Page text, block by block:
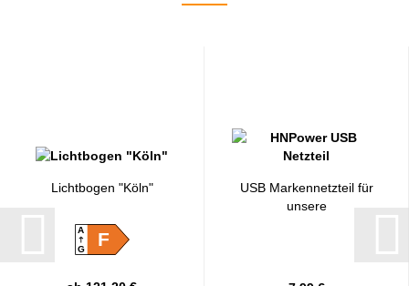
Lichtbogen "Köln"
A
GF
USB Markennetzteil für
unsere